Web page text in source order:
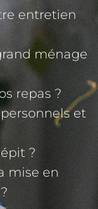
entretien
ménage
repas ?
et
?
mise en